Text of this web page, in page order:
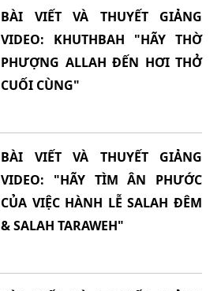
BÀI VIẾT VÀ THUYẾT GIẢNG
VIDEO: KHUTHBAH "HÃY THỜ
PHƯỢNG ALLAH ĐẾN HƠI THỞ
CUỐI CÙNG"
BÀI VIẾT VÀ THUYẾT GIẢNG
VIDEO: "HÃY TÌM ÂN PHƯỚC
CỦA VIỆC HÀNH LỄ SALAH ĐÊM
& SALAH TARAWEH"